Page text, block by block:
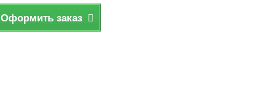
Оформить заказ